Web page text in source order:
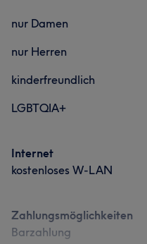
nur Damen
nur Herren
kinderfreundlich
LGBTQIA+
Internet
kostenloses W-LAN
Zahlungsmöglichkeiten
Barzahlung